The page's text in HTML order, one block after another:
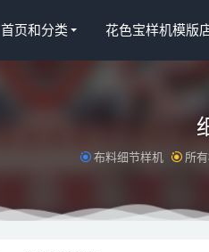
首页和分类 花色宝样机模版
布料细节样机 所
床笠花色宝